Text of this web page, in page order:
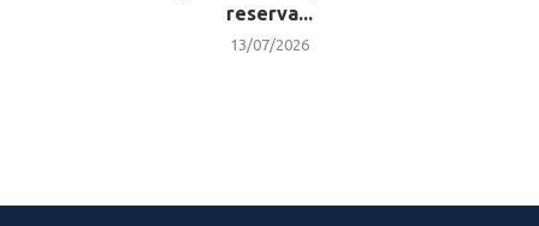
reserva...
13/07/2026